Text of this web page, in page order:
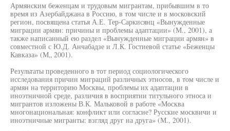
Армянским беженцам и трудовым мигрантам, прибывшим в то
время из Азербайджана в Россию, в том числе и в московский
регион, посвящена статья А.Е. Тер-Саркисянц «Вынужденные
миграции армян: причины и проблемы адаптации» (М., 2001), а
также написанный ею раздел «Вынужденные миграции армян» в
совместной с Ю.Д. Анчабадзе и Л.К. Гостиевой статье «Беженцы
Кавказа» (М„ 2001).
Результаты проведенного в тот период социологического
исследования причин миграций различных этносов, в том числе и
армян на территорию Москвы, проблемы их адаптации в
иноэтничной среде, различия в восприятии титульного этноса и
мигрантов изложены В.К. Мальковой в работе «Москва
многонациональная: конфликт или согласие? Русские москвичи и
иноэтничные мигранты: взгляд друг на друга» (М., 2001).